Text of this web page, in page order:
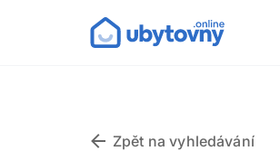
Zpět na vyhledávání